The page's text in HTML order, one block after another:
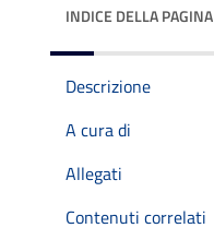
INDICE DELLA PAGINA
Descrizione
A cura di
Allegati
Contenuti correlati